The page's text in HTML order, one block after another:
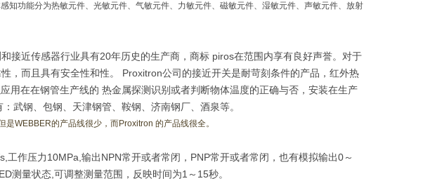
知功能分为热敏元件、光敏元件、气敏元件、力敏元件、磁敏元件、湿敏元件、声敏元件、放射
接近传感器行业具有20年历史的生产商，商标 piros在范围内享有良好声誉。对于
，而且具有安全性和性。 Proxitron公司的接近开关是耐苛刻条件的产品，红外热
用在在钢管生产线的 热金属探测识别或者判断物体温度的正确与否，安装在生产
武钢、包钢、天津钢管、鞍钢、济南钢厂、酒泉等。
是WEBBER的产品线很少，而Proxitron 的产品线很全。
作压力10MPa,输出NPN常开或者常闭，PNP常开或者常闭，也有模拟输出0～
测量状态,可调整测量范围，反映时间为1～15秒。